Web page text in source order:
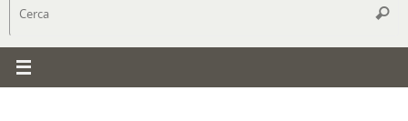
Cerca